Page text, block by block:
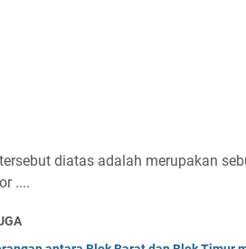
diatas adalah merupakan
....